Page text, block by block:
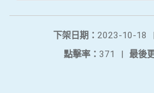
下架日期： 2023-10-18
|
最後
點擊率： 371 |